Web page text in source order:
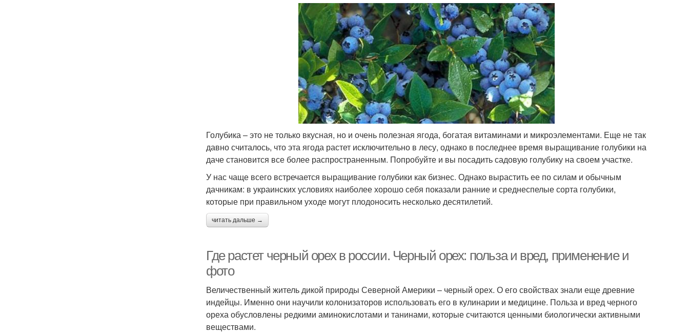
Голубика – это не только вкусная, но и очень полезная ягода, богатая витаминами и микроэлементами. Еще не так
давно считалось, что эта ягода растет исключительно в лесу, однако в последнее время выращивание голубики на
даче становится все более распространенным. Попробуйте и вы посадить садовую голубику на своем участке.
У нас чаще всего встречается выращивание голубики как бизнес. Однако вырастить ее по силам и обычным
дачникам: в украинских условиях наиболее хорошо себя показали ранние и среднеспелые сорта голубики,
которые при правильном уходе могут плодоносить несколько десятилетий.
читать дальше →
Где растет черный орех в россии. Черный орех: польза и вред, применение и
фото
Величественный житель дикой природы Северной Америки – черный орех. О его свойствах знали еще древние
индейцы. Именно они научили колонизаторов использовать его в кулинарии и медицине. Польза и вред черного
ореха обусловлены редкими аминокислотами и танинами, которые считаются ценными биологически активными
веществами.